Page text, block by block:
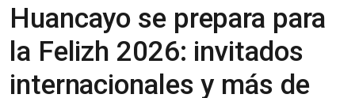
Huancayo se prepara para
la Felizh 2026: invitados
internacionales y más de